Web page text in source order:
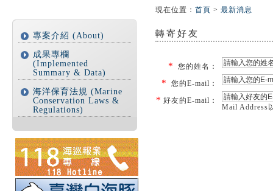
專案介紹 (About)
成果專欄
(Implemented
Summary & Data)
海洋保育法規 (Marine
Conservation Laws &
Regulations)
現在位置 ： 首頁 > 最新消息
轉寄好友
* 您的姓名：
* 您的E-mail：
* 好友的E-mail：
Mail Address